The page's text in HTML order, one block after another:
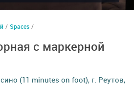
/ Spaces /
с маркерной
(11 minutes on foot), г. Реутов,